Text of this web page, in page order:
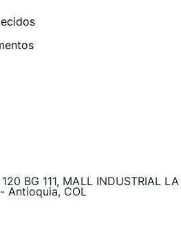
BG 111, MALL INDUSTRIAL LA
Antioquia, COL